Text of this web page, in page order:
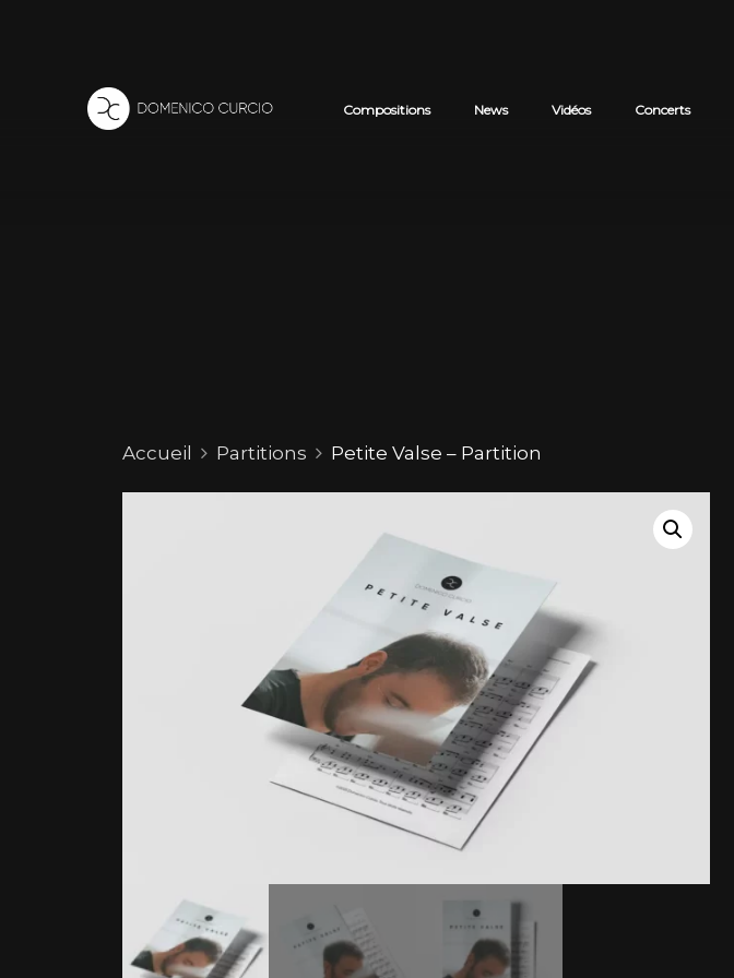
Compositions News Vidéos Concerts
Accueil Partitions Petite Valse – Partition